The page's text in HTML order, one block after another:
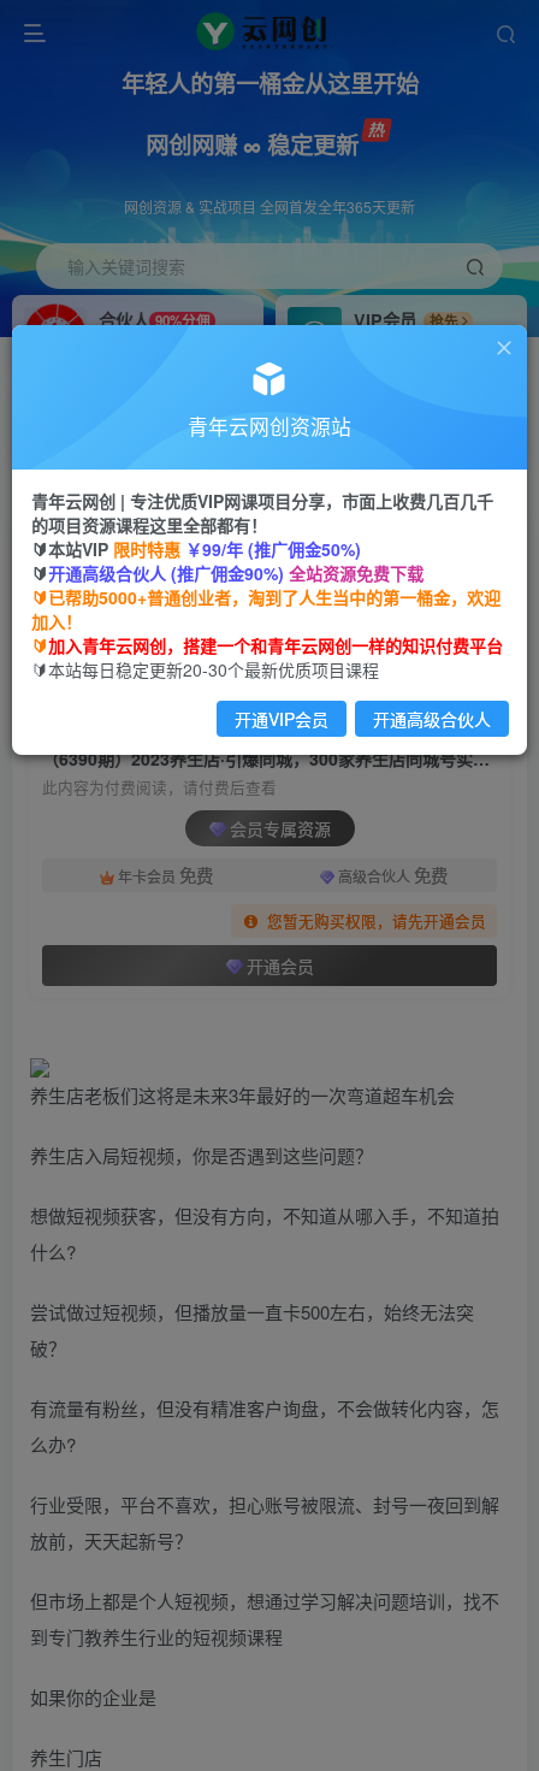
年轻人的第一桶金从这里开始
网创网赚 ∞ 稳定更新
网创资源 & 实战项目 全网首发全年365天更新
输入关键词搜索
合伙人 90%分佣
VIP会员
抢先
搭建同款网站，自己当老板
首页 创业课程 会员专属 正文
（6390期）2023养生店·引爆同城，300家养生店
同城号实操经验总结
青年云网创
2年前发布
关注 私信
（6390期）2023养生店·引爆同城，300家养生店同城号实操经验总结
此内容为付费阅读，请付费后查看
会员专属资源
年卡会员 免费 高级合伙人 免费
您暂无购买权限，请先开通会员
开通会员
养生店老板们这将是未来3年最好的一次弯道超车机会
养生店入局短视频，你是否遇到这些问题？
想做短视频获客，但没有方向，不知道从哪入手，不知道拍
什么?
尝试做过短视频，但播放量一直卡500左右，始终无法突
破？
有流量有粉丝，但没有精准客户询盘，不会做转化内容，怎
么办?
行业受限，平台不喜欢，担心账号被限流、封号一夜回到解
放前，天天起新号？
但市场上都是个人短视频，想通过学习解决问题培训，找不
到专门教养生行业的短视频课程
如果你的企业是
养生门店
青年云网创资源站
青年云网创 | 专注优质VIP网课项目分享，市面上收费几百几千
的项目资源课程这里全部都有！
🔰本站VIP 限时特惠 ￥99/年 (推广佣金50%)
🔰开通高级合伙人 (推广佣金90%) 全站资源免费下载
🔰已帮助5000+普通创业者，淘到了人生当中的第一桶金，欢迎
加入！
🔰加入青年云网创，搭建一个和青年云网创一样的知识付费平台
🔰本站每日稳定更新20-30个最新优质项目课程
开通VIP会员 开通高级合伙人